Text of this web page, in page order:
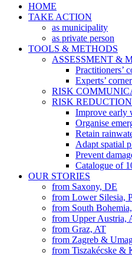
HOME
TAKE ACTION
as municipality
as private person
TOOLS & METHODS
ASSESSMENT &
Practitioners’
Experts’ corner
RISK
RISK
Improve early
Organise
Retain
Adapt spatial
Prevent
Catalogue of
OUR STORIES
from Saxony, DE
from Lower Silesia,
from South
from Upper Austria,
from Graz, AT
from Zagreb &
from Tiszakécske &